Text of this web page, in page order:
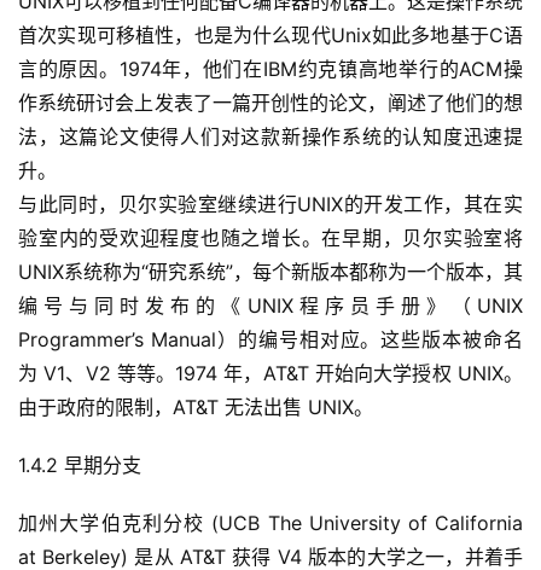
首次实现可移植性，也是为什么现代Unix如此多地基于C语
言的原因。1974年，他们在IBM约克镇高地举行的ACM操
作系统研讨会上发表了一篇开创性的论文，阐述了他们的想
法，这篇论文使得人们对这款新操作系统的认知度迅速提
升。
与此同时，贝尔实验室继续进行UNIX的开发工作，其在实
验室内的受欢迎程度也随之增长。在早期，贝尔实验室将
UNIX系统称为“研究系统”，每个新版本都称为一个版本，其
编号与同时发布的《UNIX程序员手册》（UNIX
Programmer’s Manual）的编号相对应。这些版本被命名
为 V1、V2 等等。1974 年，AT&T 开始向大学授权 UNIX。
由于政府的限制，AT&T 无法出售 UNIX。
1.4.2 早期分支
加州大学伯克利分校 (UCB The University of California
at Berkeley) 是从 AT&T 获得 V4 版本的大学之一，并着手